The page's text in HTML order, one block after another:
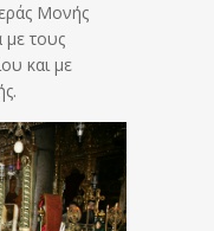
Μονής
με τους
και με